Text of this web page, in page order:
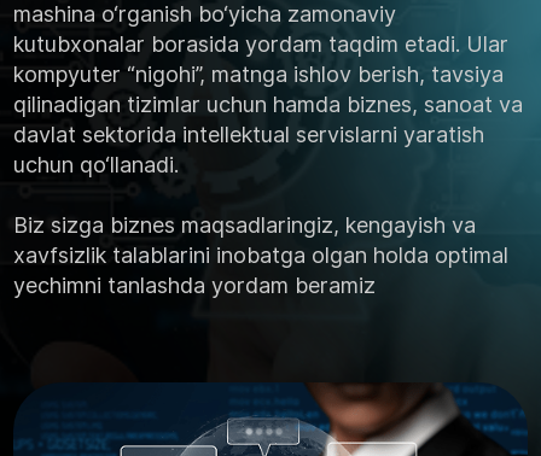
mashina o‘rganish bo‘yicha zamonaviy
kutubxonalar borasida yordam taqdim etadi. Ular
kompyuter “nigohi”, matnga ishlov berish, tavsiya
qilinadigan tizimlar uchun hamda biznes, sanoat va
davlat sektorida intellektual servislarni yaratish
uchun qo‘llanadi.
Biz sizga biznes maqsadlaringiz, kengayish va
xavfsizlik talablarini inobatga olgan holda optimal
yechimni tanlashda yordam beramiz